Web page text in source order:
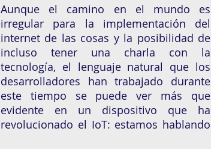
Aunque el camino en el mundo es
irregular para la implementación del
internet de las cosas y la posibilidad de
incluso tener una charla con la
tecnología, el lenguaje natural que los
desarrolladores han trabajado durante
este tiempo se puede ver más que
evidente en un dispositivo que ha
revolucionado el IoT: estamos hablando